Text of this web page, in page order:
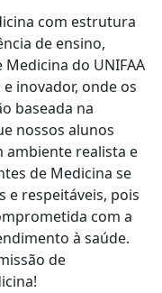
com estrutura
de ensino,
do UNIFAA
inovador, onde os
baseada na
nossos alunos
ambiente realista e
de Medicina se
respeitáveis, pois
com a
à saúde.
de